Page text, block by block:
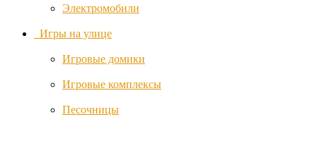
Shnuggle
Электромобили
Игры на улице
Игровые домики
Игровые комплексы
Песочницы